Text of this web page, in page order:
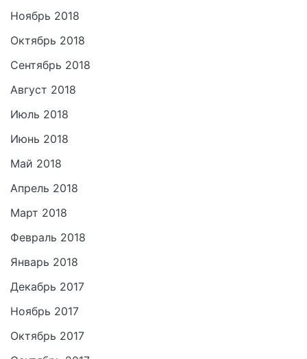
Ноябрь 2018
Октябрь 2018
Сентябрь 2018
Август 2018
Июль 2018
Июнь 2018
Май 2018
Апрель 2018
Март 2018
Февраль 2018
Январь 2018
Декабрь 2017
Ноябрь 2017
Октябрь 2017